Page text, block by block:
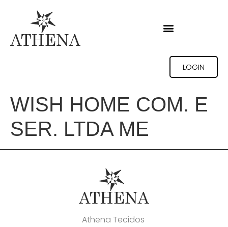
LOGIN
WISH HOME COM. E
SER. LTDA ME
Athena Tecidos